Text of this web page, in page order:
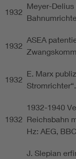
1932
Meyer-
1932
ASEA
1932
E. Marx
Stromrichter“.
1932
1932-1940
Reichsbahn
Hz: AEG,
J. Slepian